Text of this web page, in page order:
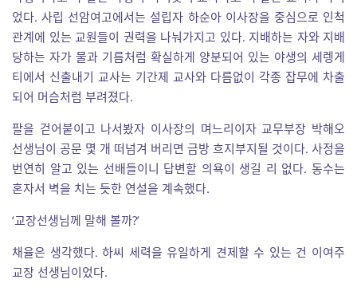
었다. 사립 선암여고에서는 설립자 하순아 이사장을 중심으로 인척
관계에 있는 교원들이 권력을 나눠가지고 있다. 지배하는 자와 지배
당하는 자가 물과 기름처럼 확실하게 양분되어 있는 야생의 세렝게
티에서 신출내기 교사는 기간제 교사와 다름없이 각종 잡무에 차출
되어 머슴처럼 부려졌다.
팔을 걷어붙이고 나서봤자 이사장의 며느리이자 교무부장 박해오
선생님이 공문 몇 개 떠넘겨 버리면 금방 흐지부지될 것이다. 사정을
번연히 알고 있는 선배들이니 답변할 의욕이 생길 리 없다. 동수는
혼자서 벽을 치는 듯한 연설을 계속했다.
‘교장선생님께 말해 볼까?’
채율은 생각했다. 하씨 세력을 유일하게 견제할 수 있는 건 이여주
교장 선생님이었다.